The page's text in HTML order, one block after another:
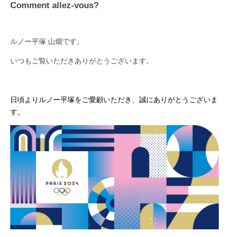
ショールーム
作業事例
店舗アクセス
Comment allez-vous?
ルノー平塚 山畑です。
いつもご覧いただきありがとうございます。
日頃よりルノー平塚をご愛顧いただき、誠にありがとうございま
す。